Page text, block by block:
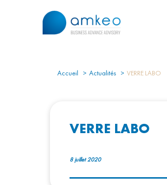
Accueil Actualités VERRE LABO
VERRE LABO
8 juillet 2020